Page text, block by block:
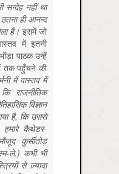
सन्देह नहीं था
ही आनन्द
है। इसमेंजो
मेंइतनी
भोंड़ा पाठकउन्हें
तकपहुँचनेकी
में वास्तव में
राजनीतिक
विज्ञान
है, कि उससे
हमारे कैथेडर-
कुर्सीतोड़
ले.) कभी भी
से ज़्यादा